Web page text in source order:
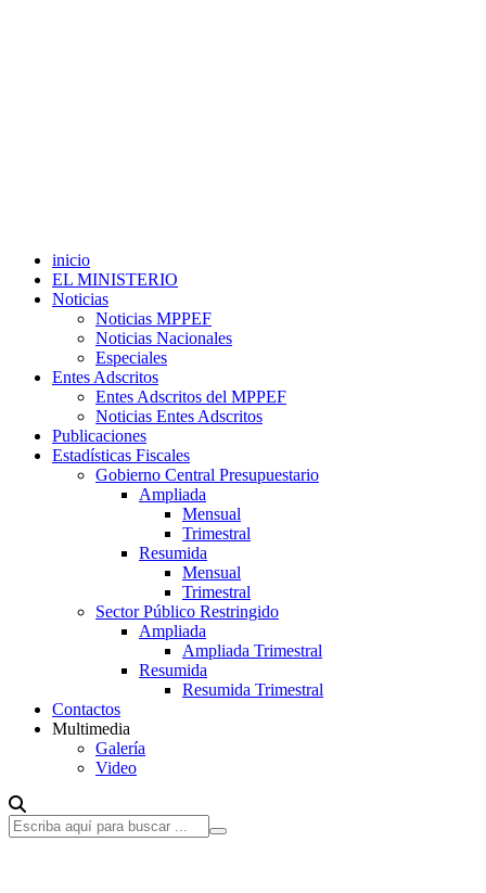
inicio
EL MINISTERIO
Noticias
Noticias MPPEF
Noticias Nacionales
Especiales
Entes Adscritos
Entes Adscritos del MPPEF
Noticias Entes Adscritos
Publicaciones
Estadísticas Fiscales
Gobierno Central Presupuestario
Ampliada
Mensual
Trimestral
Resumida
Mensual
Trimestral
Sector Público Restringido
Ampliada
Ampliada Trimestral
Resumida
Resumida Trimestral
Contactos
Multimedia
Galería
Video